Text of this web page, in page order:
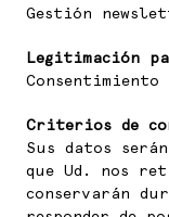
Gestión
Legitimación
Criterios de
Sus datos
que Ud. nos
conservarán